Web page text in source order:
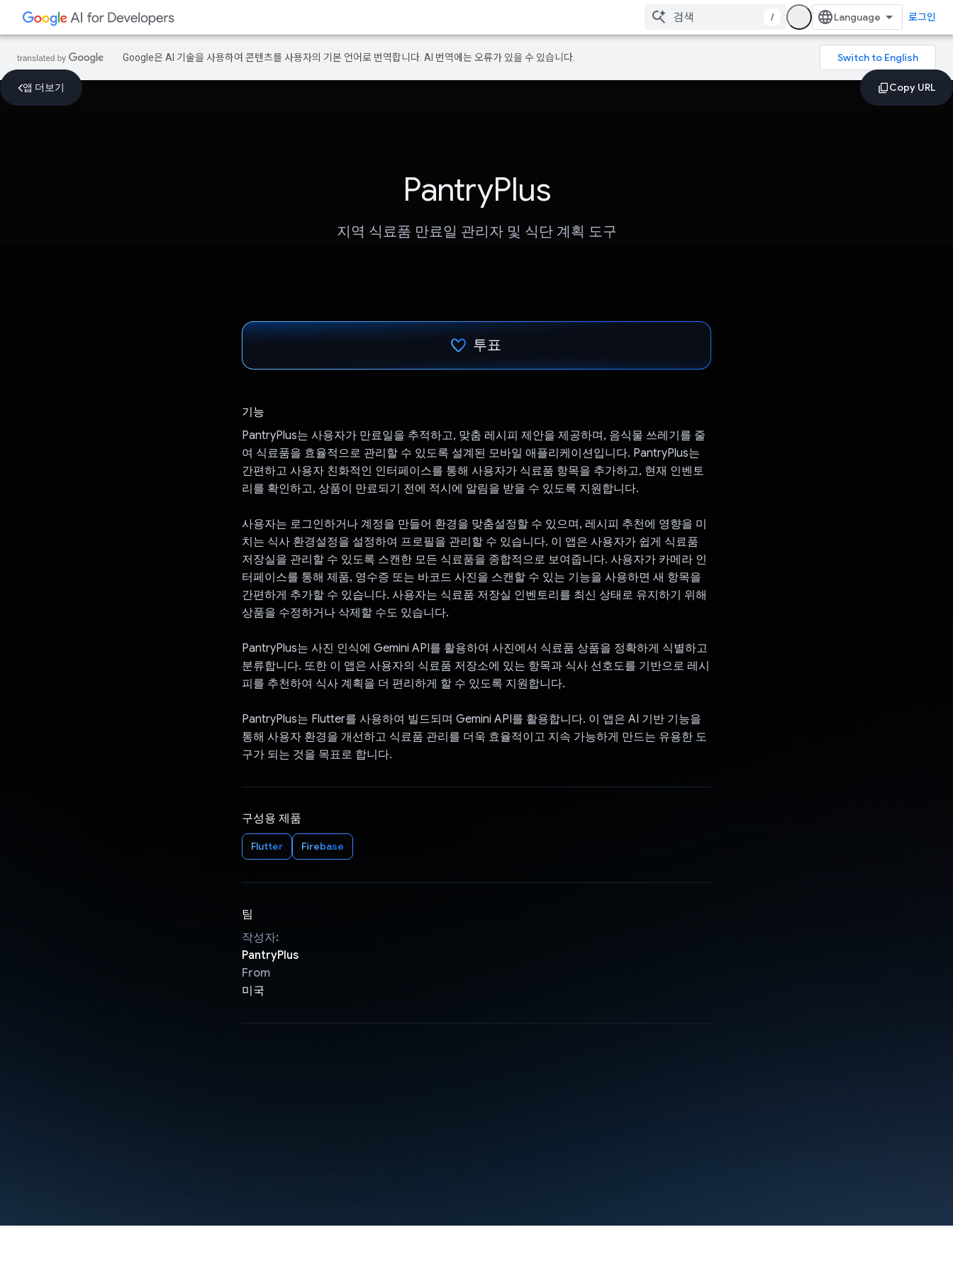
/ 로그인
Google은 AI 기술을 사용하여 콘텐츠를 사용자의 기본 언어로 번역합니다. AI 번역에는 오류가 있을 수 있습니다.
앱 더보기
PantryPlus
지역 식료품 만료일 관리자 및 식단 계획 도구
투표
기능
PantryPlus는 사용자가 만료일을 추적하고, 맞춤 레시피 제안을 제공하며, 음식물 쓰레기를 줄
여 식료품을 효율적으로 관리할 수 있도록 설계된 모바일 애플리케이션입니다. PantryPlus는
간편하고 사용자 친화적인 인터페이스를 통해 사용자가 식료품 항목을 추가하고, 현재 인벤토
리를 확인하고, 상품이 만료되기 전에 적시에 알림을 받을 수 있도록 지원합니다.
사용자는 로그인하거나 계정을 만들어 환경을 맞춤설정할 수 있으며, 레시피 추천에 영향을 미
치는 식사 환경설정을 설정하여 프로필을 관리할 수 있습니다. 이 앱은 사용자가 쉽게 식료품
저장실을 관리할 수 있도록 스캔한 모든 식료품을 종합적으로 보여줍니다. 사용자가 카메라 인
터페이스를 통해 제품, 영수증 또는 바코드 사진을 스캔할 수 있는 기능을 사용하면 새 항목을
간편하게 추가할 수 있습니다. 사용자는 식료품 저장실 인벤토리를 최신 상태로 유지하기 위해
상품을 수정하거나 삭제할 수도 있습니다.
PantryPlus는 사진 인식에 Gemini API를 활용하여 사진에서 식료품 상품을 정확하게 식별하고
분류합니다. 또한 이 앱은 사용자의 식료품 저장소에 있는 항목과 식사 선호도를 기반으로 레시
피를 추천하여 식사 계획을 더 편리하게 할 수 있도록 지원합니다.
PantryPlus는 Flutter를 사용하여 빌드되며 Gemini API를 활용합니다. 이 앱은 AI 기반 기능을
통해 사용자 환경을 개선하고 식료품 관리를 더욱 효율적이고 지속 가능하게 만드는 유용한 도
구가 되는 것을 목표로 합니다.
구성용 제품
Flutter Firebase
팀
작성자:
PantryPlus
From
미국